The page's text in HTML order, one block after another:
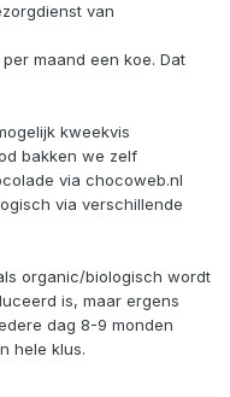
van
maand een koe. Dat
kweekvis
bakken we zelf
via chocoweb.nl
via verschillende
organic/biologisch wordt
is, maar ergens
dag 8-9 monden
hele klus.